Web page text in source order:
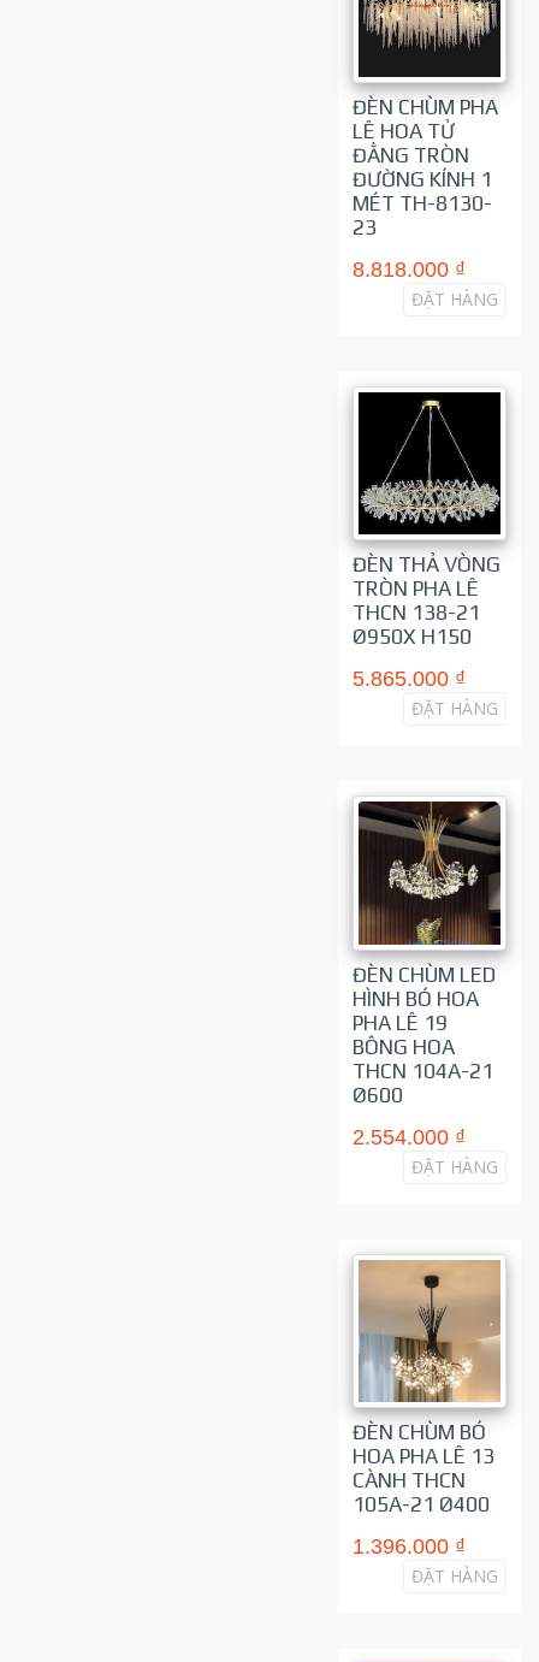
ĐÈN CHÙM PHA
LÊ HOA TỬ
ĐẰNG TRÒN
ĐƯỜNG KÍNH 1
MÉT TH-8130-
23
8.818.000 ₫
ĐẶT HÀNG
ĐÈN THẢ VÒNG
TRÒN PHA LÊ
THCN 138-21
Ø950X H150
5.865.000 ₫
ĐẶT HÀNG
ĐÈN CHÙM LED
HÌNH BÓ HOA
PHA LÊ 19
BÔNG HOA
THCN 104A-21
Ø600
2.554.000 ₫
ĐẶT HÀNG
ĐÈN CHÙM BÓ
HOA PHA LÊ 13
CÀNH THCN
105A-21 Ø400
1.396.000 ₫
ĐẶT HÀNG